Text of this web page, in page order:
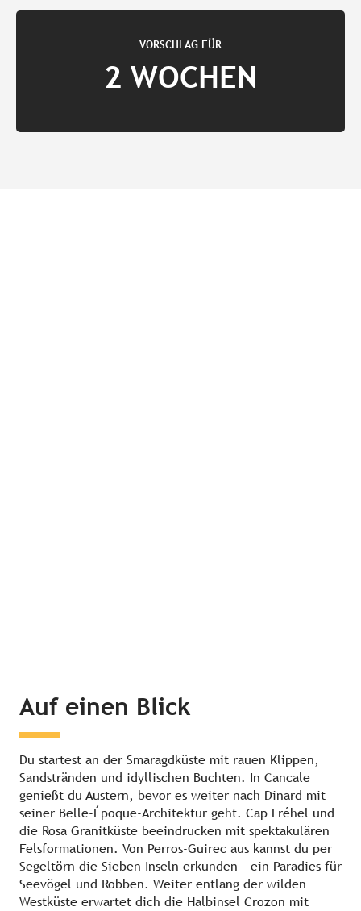
VORSCHLAG FÜR
2 WOCHEN
Auf einen Blick
Du startest an der Smaragdküste mit rauen Klippen,
Sandstränden und idyllischen Buchten. In Cancale
genießt du Austern, bevor es weiter nach Dinard mit
seiner Belle-Époque-Architektur geht. Cap Fréhel und
die Rosa Granitküste beeindrucken mit spektakulären
Felsformationen. Von Perros-Guirec aus kannst du per
Segeltörn die Sieben Inseln erkunden – ein Paradies für
Seevögel und Robben. Weiter entlang der wilden
Westküste erwartet dich die Halbinsel Crozon mit